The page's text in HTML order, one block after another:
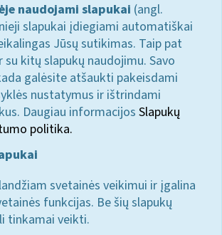
naudojami slapukai (angl.
slapukai įdiegiami automatiškai
Jūsų sutikimas. Taip pat
kitų slapukų naudojimu. Savo
galėsite atšaukti pakeisdami
nustatymus ir ištrindami
Daugiau informacijos Slapukų
politika.
svetainės veikimui ir įgalina
funkcijas. Be šių slapukų
tinkamai veikti.